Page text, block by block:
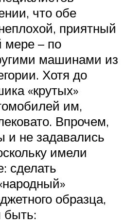
что обе
приятный
мере – по
машинами из
Хотя до
«крутых»
им,
Впрочем,
и не задавались
имели
сделать
образца,
быть: